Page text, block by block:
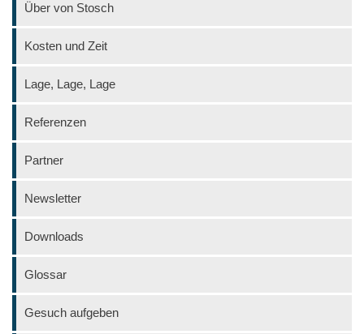
Über von Stosch
Kosten und Zeit
Lage, Lage, Lage
Referenzen
Partner
Newsletter
Downloads
Glossar
Gesuch aufgeben